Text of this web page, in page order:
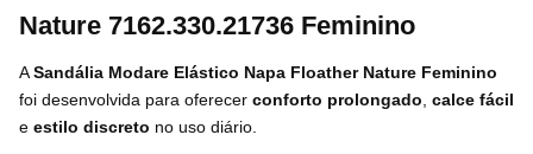
Nature 7162.330.21736 Feminino
ASandália Modare Elástico Napa Floather Nature Feminino
foi desenvolvida para oferecer conforto prolongado calce fácil
e estilo discreto no uso diário.